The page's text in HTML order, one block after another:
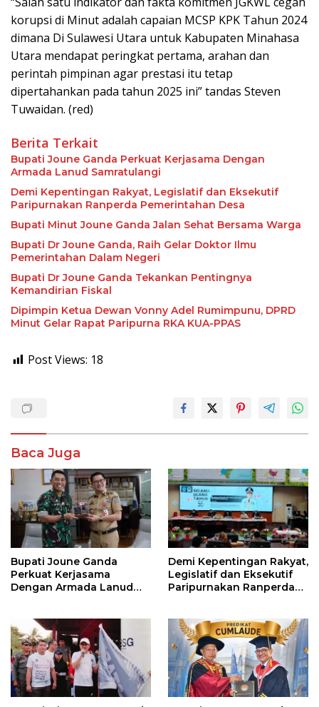
korupsi di Minut adalah capaian MCSP KPK Tahun 2024
dimana Di Sulawesi Utara untuk Kabupaten Minahasa
Utara mendapat peringkat pertama, arahan dan
perintah pimpinan agar prestasi itu tetap
dipertahankan pada tahun 2025 ini” tandas Steven
Tuwaidan. (red)
Berita Terkait
Bupati Joune Ganda Perkuat Kerjasama Dengan
Armada Lanud Samratulangi
Demi Kepentingan Rakyat, Legislatif dan Eksekutif
Paripurnakan Ranperda Pemerintahan Desa
Bupati Minut Joune Ganda Jalan Sehat Bersama Warga
Bupati Dr Joune Ganda, Raih Gelar Doktor Ilmu
Pemerintahan Dalam Negeri
Bupati Dr Joune Ganda Tekankan Pentingnya
Kemandirian Fiskal
Dipimpin Ketua Dewan Vonny Adel Rumimpunu, DPRD
Minut Gelar Rapat Paripurna RKA KUA-PPAS
Post Views: 18
Baca Juga
Bupati Joune Ganda
Perkuat Kerjasama
Dengan Armada Lanud
Demi Kepentingan Rakyat,
Legislatif dan Eksekutif
Paripurnakan Ranperda